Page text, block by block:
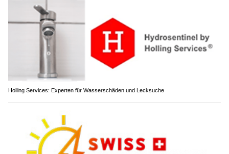
Holling Services: Experten für Wasserschäden und Lecksuche